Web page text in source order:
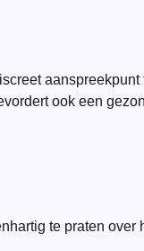
ook een
te praten over